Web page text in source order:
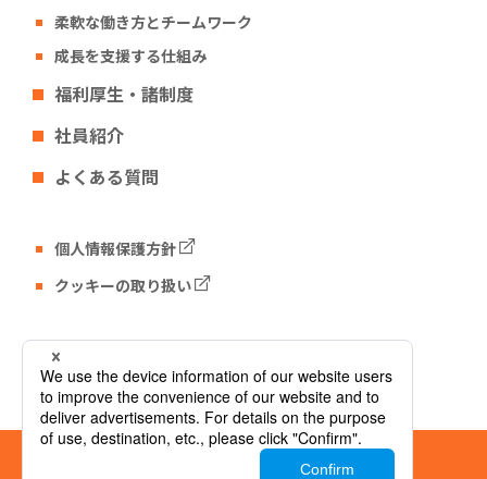
柔軟な働き方とチームワーク
成長を支援する仕組み
福利厚生・諸制度
社員紹介
よくある質問
個人情報保護方針
クッキーの取り扱い
Tech Fun コーポレートサイト